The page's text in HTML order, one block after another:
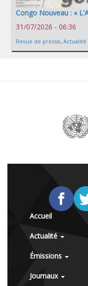
Congo Nouveau : «
31/07/2026 - 06:36
Revue de presse, Actualité
Accueil
Actualité
Émissions
Journaux